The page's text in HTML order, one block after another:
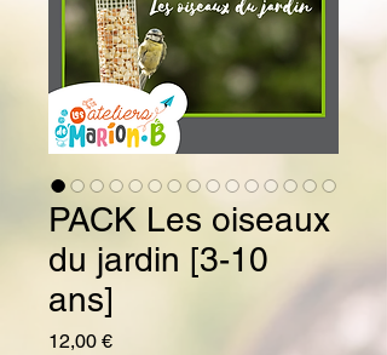
PACK Les oiseaux
du jardin [3-10
ans]
12,00 €Prix